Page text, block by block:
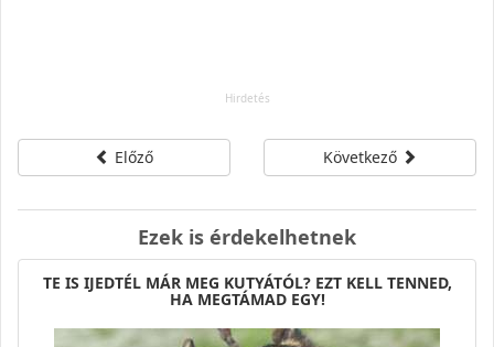
Előző Következő
Ezek is érdekelhetnek
TE IS IJEDTÉL MÁR MEG KUTYÁTÓL? EZT KELL TENNED,
HA MEGTÁMAD EGY!